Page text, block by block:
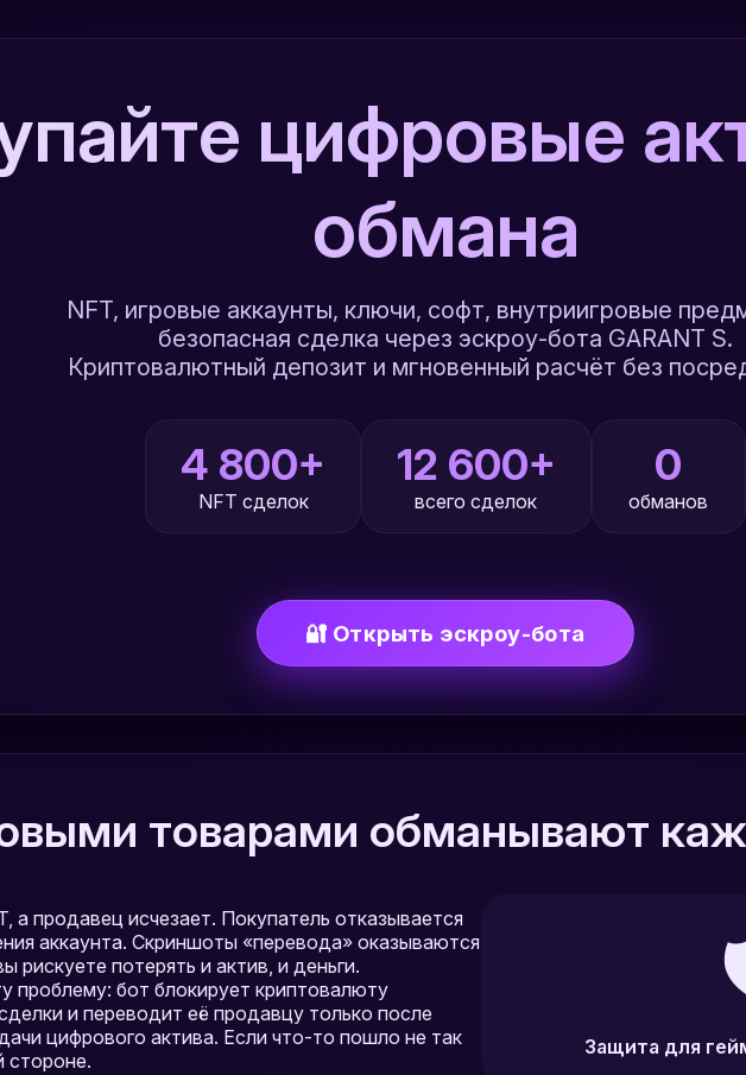
цифровые
обмана
NFT, игровые аккаунты, ключи, софт, внутриигровые
безопасная сделка через эскроу-бота GARANT S.
Криптовалютный депозит и мгновенный расчёт без
4 800+
NFT сделок
12 600+
всего сделок
0
обманов
🔐 Открыть эскроу-бота
товарами обманывают
а продавец исчезает. Покупатель отказывается
аккаунта. Скриншоты «перевода» оказываются
рискуете потерять и актив, и деньги.
проблему: бот блокирует криптовалюту
и переводит её продавцу только после
цифрового актива. Если что-то пошло не так
Защита для